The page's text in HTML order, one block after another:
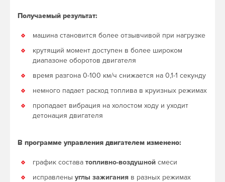
Получаемый результат:
машина становится более отзывчивой при нагрузке
крутящий момент доступен в более широком
диапазоне оборотов двигателя
время разгона 0-100 км/ч снижается на 0,1-1 секунду
немного падает расход топлива в круизных режимах
пропадает вибрация на холостом ходу и уходит
детонация двигателя
В программе управления двигателем изменено:
график состава топливно-воздушной смеси
исправлены углы зажигания в разных режимах